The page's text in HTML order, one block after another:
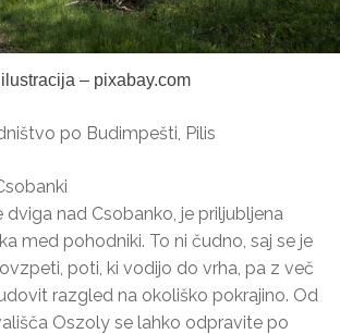
ilustracija – pixabay.com
po Budimpešti, Pilis
dviga nad Csobanko, je priljubljena
med pohodniki. To ni čudno, saj se je
poti, ki vodijo do vrha, pa z več
razgled na okoliško pokrajino. Od
Oszoly se lahko odpravite po